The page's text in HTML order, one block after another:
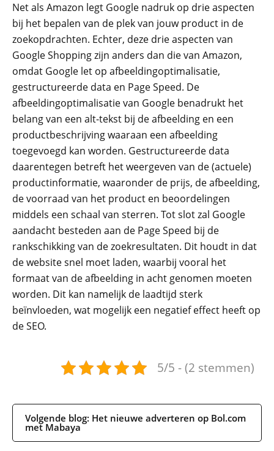
Net als Amazon legt Google nadruk op drie aspecten
bij het bepalen van de plek van jouw product in de
zoekopdrachten. Echter, deze drie aspecten van
Google Shopping zijn anders dan die van Amazon,
omdat Google let op afbeeldingoptimalisatie,
gestructureerde data en Page Speed. De
afbeeldingoptimalisatie van Google benadrukt het
belang van een alt-tekst bij de afbeelding en een
productbeschrijving waaraan een afbeelding
toegevoegd kan worden. Gestructureerde data
daarentegen betreft het weergeven van de (actuele)
productinformatie, waaronder de prijs, de afbeelding,
de voorraad van het product en beoordelingen
middels een schaal van sterren. Tot slot zal Google
aandacht besteden aan de Page Speed bij de
rankschikking van de zoekresultaten. Dit houdt in dat
de website snel moet laden, waarbij vooral het
formaat van de afbeelding in acht genomen moeten
worden. Dit kan namelijk de laadtijd sterk
beïnvloeden, wat mogelijk een negatief effect heeft op
de SEO.
5/5 - (2 stemmen)
Volgende blog: Het nieuwe adverteren op Bol.com
met Mabaya